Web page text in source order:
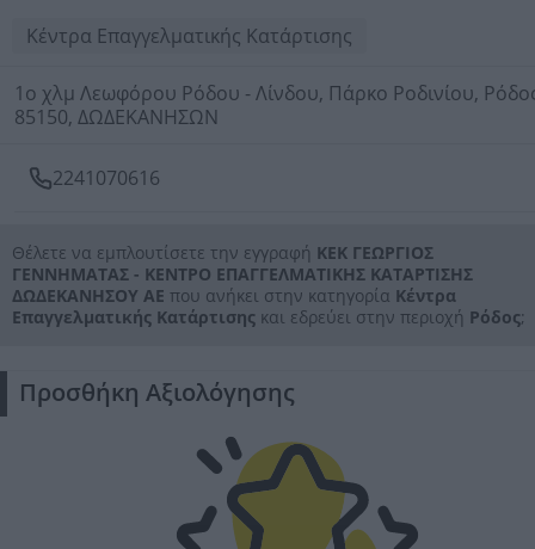
Κέντρα Επαγγελματικής Κατάρτισης
1ο χλμ Λεωφόρου Ρόδου - Λίνδου, Πάρκο Ροδινίου,
85150, ΔΩΔΕΚΑΝΗΣΩΝ
2241070616
Θέλετε να εμπλουτίσετε την εγγραφή ΚΕΚ ΓΕΩΡΓΙΟΣ
ΓΕΝΝΗΜΑΤΑΣ - ΚΕΝΤΡΟ ΕΠΑΓΓΕΛΜΑΤΙΚΗΣ ΚΑΤΑΡΤΙΣΗΣ
ΔΩΔΕΚΑΝΗΣΟΥ ΑΕ που ανήκει στην κατηγορία Κέντρα
Επαγγελματικής Κατάρτισης και εδρεύει στην περιοχή Ρόδος;
Προσθήκη Αξιολόγησης